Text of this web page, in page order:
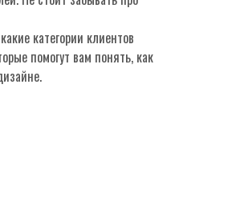
категории клиентов
помогут вам понять, как